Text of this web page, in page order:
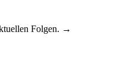
Folgen. →